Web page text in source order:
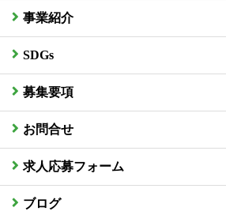
事業紹介
SDGs
募集要項
お問合せ
求人応募フォーム
ブログ